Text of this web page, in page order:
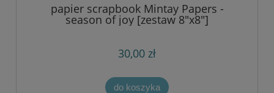
papier scrapbook Mintay Papers -
season of joy [zestaw 8"x8"]
30,00 zł
do koszyka